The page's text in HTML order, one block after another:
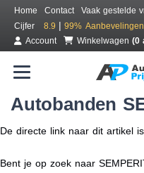
Home Contact
Vaak gestelde
Cijfer
8.9 | 99% Aanbevelingen
Account
Winkelwagen (0
Autobanden
De directe link naar dit artikel
Bent je op zoek naar